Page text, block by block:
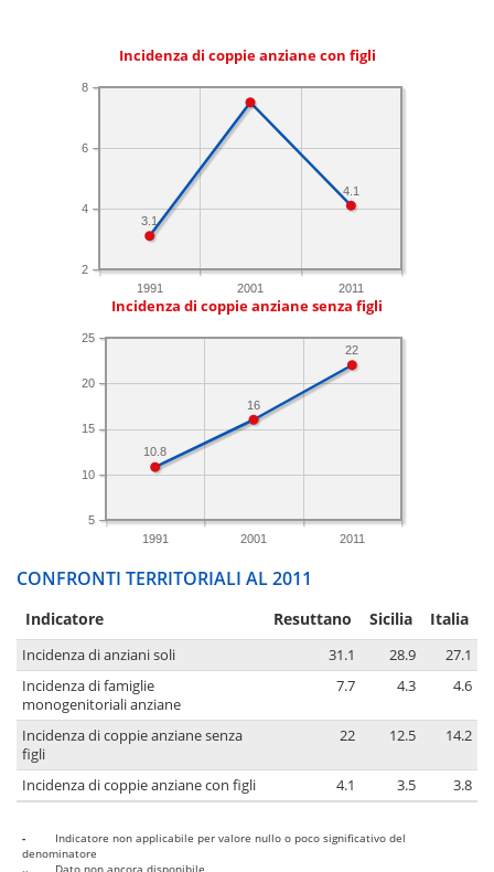
Incidenza di coppie anziane con figli
1991 2001 2011
2
4
6
8
4.1
3.1
Incidenza di coppie anziane senza figli
1991 2001 2011
5
10
15
20
25
22
16
10.8
CONFRONTI TERRITORIALI AL 2011
Indicatore Resuttano Sicilia Italia
Incidenza di anziani soli 31.1 28.9
27.1
Incidenza di famiglie
monogenitoriali anziane
7.7 4.3 4.6
Incidenza di coppie anziane senza
figli
22 12.5 14.2
Incidenza di coppie anziane con figli 4.1 3.5 3.8
-
Indicatore non applicabile per valore nullo o poco significativo del
denominatore